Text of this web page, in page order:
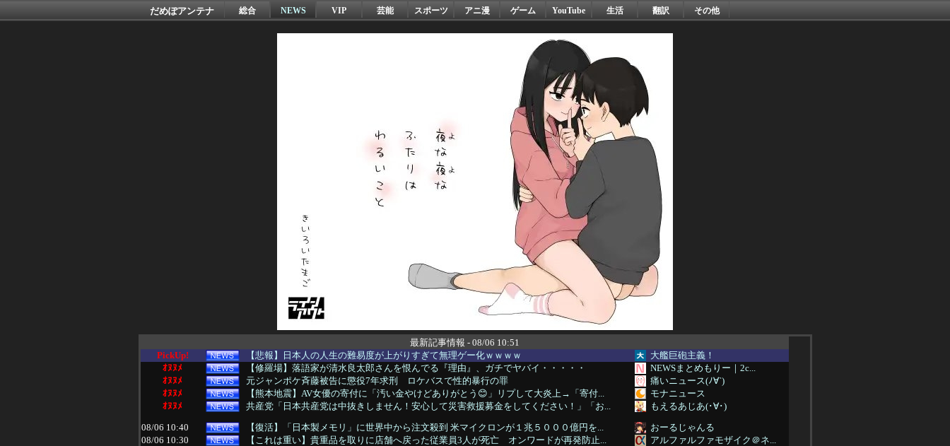
だめぽアンテナ 総合 NEWS VIP 芸能 スポーツ アニ漫 ゲーム YouTube 生活 翻訳 その他
最新記事情報 - 08/06 10:51
PickUp!
【悲報】日本人の人生の難易度が上がりすぎて無理ゲー化ｗｗｗｗ
大艦巨砲主義！
ｵﾇﾇﾒ
【修羅場】落語家が清水良太郎さんを恨んでる『理由』、ガチでヤバイ・・・・・
NEWSまとめもりー｜2c...
ｵﾇﾇﾒ
元ジャンポケ斉藤被告に懲役7年求刑 ロケバスで性的暴行の罪
痛いニュース(ﾉ∀`)
ｵﾇﾇﾒ
【熊本地震】AV女優の寄付に「汚い金やけどありがとう😊」リプして大炎上→「寄付...
モナニュース
ｵﾇﾇﾒ
共産党「日本共産党は中抜きしません！安心して災害救援募金をしてください！」「お...
もえるあじあ(･∀･)
08/06 10:40
【復活】「日本製メモリ」に世界中から注文殺到 米マイクロンが１兆５０００億円を...
おーるじゃんる
08/06 10:30
【これは重い】貴重品を取りに店舗へ戻った従業員3人が死亡 オンワードが再発防止...
アルファルファモザイク＠ネ...